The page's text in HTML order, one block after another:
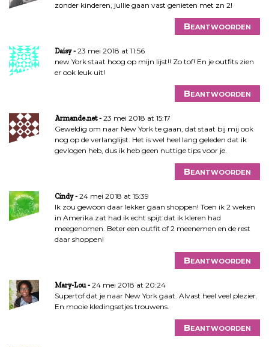
zonder kinderen, jullie gaan vast genieten met zn 2!
Beantwoorden
Daisy
23 mei 2018 at 11:56
new York staat hoog op mijn lijst!! Zo tof! En je outfits zien
er ook leuk uit!
Beantwoorden
Armande.net
23 mei 2018 at 15:17
Geweldig om naar New York te gaan, dat staat bij mij ook
nog op de verlanglijst. Het is wel heel lang geleden dat ik
gevlogen heb, dus ik heb geen nuttige tips voor je.
Beantwoorden
Cindy
24 mei 2018 at 15:39
Ik zou gewoon daar lekker gaan shoppen! Toen ik 2 weken
in Amerika zat had ik echt spijt dat ik kleren had
meegenomen. Beter een outfit of 2 meenemen en de rest
daar shoppen!
Beantwoorden
Mary-Lou
24 mei 2018 at 20:24
Supertof dat je naar New York gaat. Alvast heel veel plezier.
En mooie kledingsetjes trouwens.
Beantwoorden